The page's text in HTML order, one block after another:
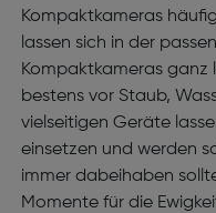
Kompaktkameras
lassen sich in der
Kompaktkameras ganz
bestens vor Staub,
vielseitigen Geräte
einsetzen und werden
immer dabeihaben
Momente für die